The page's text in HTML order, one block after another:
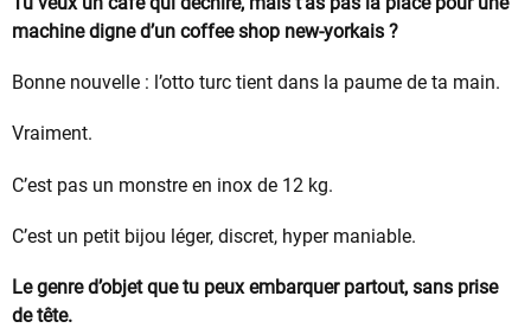
machine digne d’un coffee shop new-yorkais ?
Bonne nouvelle : l’otto turc tient dans la paume de ta main.
Vraiment.
C’est pas un monstre en inox de 12 kg.
C’est un petit bijou léger, discret, hyper maniable.
Le genre d’objet que tu peux embarquer partout, sans prise
de tête.